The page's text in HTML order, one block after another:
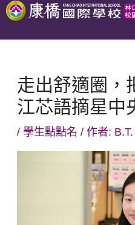
跳
走出舒適圈，
江芯語摘星中
/ 學生點點名 / 作者: B.T.